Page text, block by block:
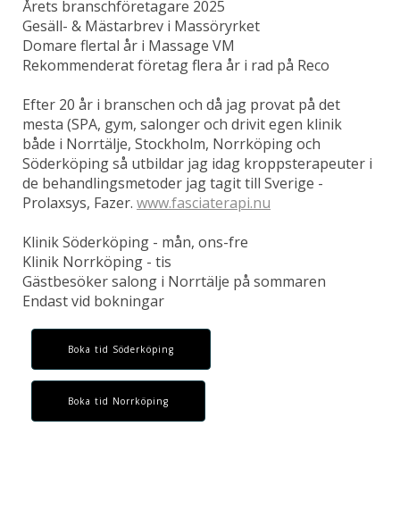
Årets branschföretagare 2025
Gesäll- & Mästarbrev i Massöryrket
Domare flertal år i Massage VM
Rekommenderat företag flera år i rad på Reco
Efter 20 år i branschen och då jag provat på det
mesta (SPA, gym, salonger och drivit egen klinik
både i Norrtälje, Stockholm, Norrköping och
Söderköping så utbildar jag idag kroppsterapeuter i
de behandlingsmetoder jag tagit till Sverige -
Prolaxsys, Fazer. www.fasciaterapi.nu
Klinik Söderköping - mån, ons-fre
Klinik Norrköping - tis
Gästbesöker salong i Norrtälje på sommaren
Endast vid bokningar
Boka tid Söderköping
Boka tid Norrköping